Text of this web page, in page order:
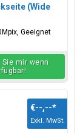
(Wide
Geeignet
mir wenn
€--,--*
Exkl. MwSt.